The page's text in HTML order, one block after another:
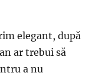
elegant, după
ar trebui să
a nu